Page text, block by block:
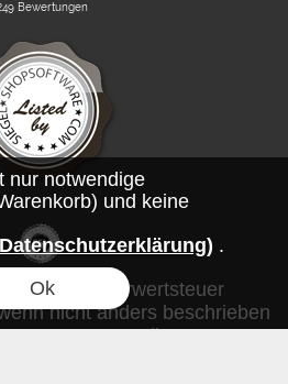
nur notwendige
und keine
.
Ok
gesetzl. Mehrwertsteuer
nicht anders beschrieben
torautomatik24